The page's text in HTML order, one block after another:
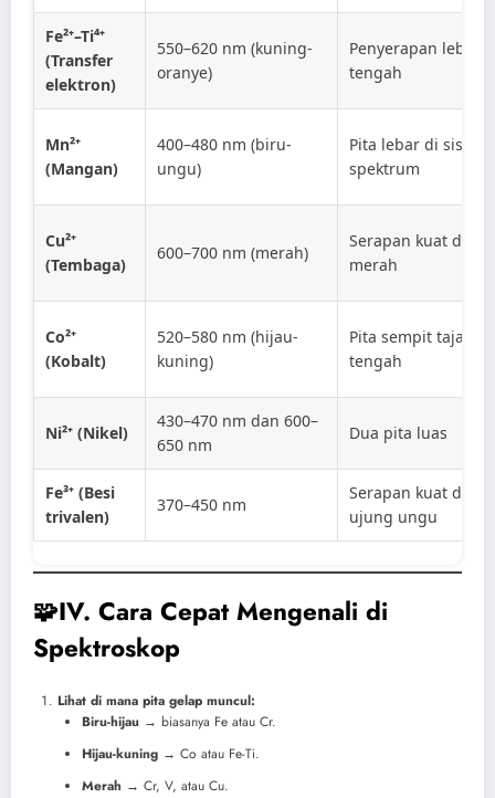
Fe²⁺–Ti⁴⁺
(Transfer
elektron)
550–620 nm (kuning-
oranye)
Penyerapan lebar
tengah
Mn²⁺
(Mangan)
400–480 nm (biru-
ungu)
Pita lebar di sisi kiri
spektrum
Cu²⁺
(Tembaga)
600–700 nm (merah)
Serapan kuat di
merah
Co²⁺
(Kobalt)
520–580 nm (hijau-
kuning)
Pita sempit tajam
tengah
Ni²⁺ (Nikel)
430–470 nm dan 600–
650 nm
Dua pita luas
Fe³⁺ (Besi
trivalen)
370–450 nm
Serapan kuat di
ujung ungu
🧩IV. Cara Cepat Mengenali di
Spektroskop
Lihat di mana pita gelap muncul:
Biru-hijau → biasanya Fe atau Cr.
Hijau-kuning → Co atau Fe-Ti.
Merah → Cr, V, atau Cu.